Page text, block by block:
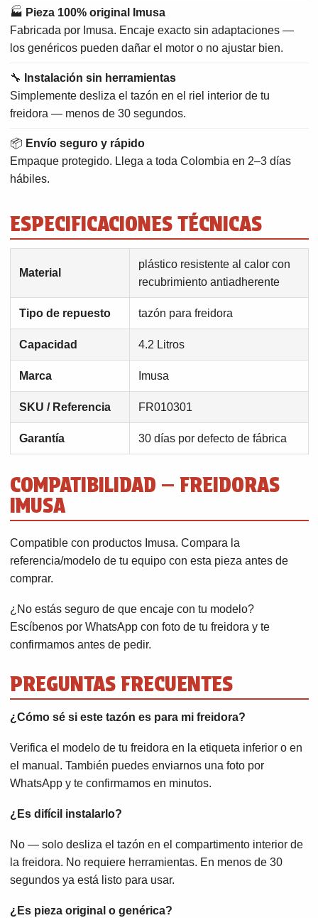
🏭 Pieza 100% original Imusa
Fabricada por Imusa. Encaje exacto sin adaptaciones —
los genéricos pueden dañar el motor o no ajustar bien.
🔧
Instalación sin herramientas
Simplemente desliza el tazón en el riel interior de tu
freidora — menos de 30 segundos.
📦 Envío seguro y rápido
Empaque protegido. Llega a toda Colombia en 2–3 días
hábiles.
ESPECIFICACIONES TÉCNICAS
Material
plástico resistente al calor con
recubrimiento antiadherente
Tipo de repuesto tazón para freidora
Capacidad 4.2 Litros
Marca Imusa
SKU / Referencia FR010301
Garantía 30 días por defecto de fábrica
COMPATIBILIDAD — FREIDORAS
IMUSA
Compatible con productos Imusa. Compara la
referencia/modelo de tu equipo con esta pieza antes de
comprar.
¿No estás seguro de que encaje con tu modelo?
Escíbenos por WhatsApp con foto de tu freidora y te
confirmamos antes de pedir.
PREGUNTAS FRECUENTES
¿Cómo sé si este tazón es para mi freidora?
Verifica el modelo de tu freidora en la etiqueta inferior o en
el manual. También puedes enviarnos una foto por
WhatsApp y te confirmamos en minutos.
¿Es difícil instalarlo?
No — solo desliza el tazón en el compartimento interior de
la freidora. No requiere herramientas. En menos de 30
segundos ya está listo para usar.
¿Es pieza original o genérica?